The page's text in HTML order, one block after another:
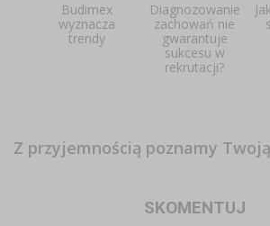
Budimex
wyznacza
trendy
Diagnozowanie
zachowań nie
gwarantuje
sukcesu w
rekrutacji?
Z przyjemnością poznamy
SKOMENTUJ